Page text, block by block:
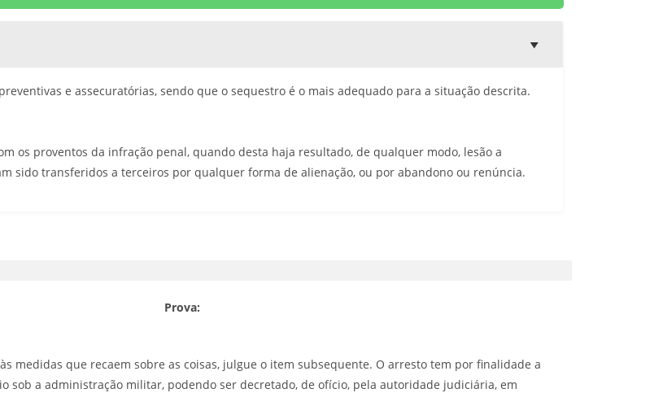
e assecuratórias, sendo que o sequestro é o mais adequado para a situação descrita.
os proventos da infração penal, quando desta haja resultado, de qualquer modo, lesão a
sido transferidos a terceiros por qualquer forma de alienação, ou por abandono ou renúncia.
Prova:
medidas que recaem sobre as coisas, julgue o item subsequente. O arresto tem por finalidade a
sob a administração militar, podendo ser decretado, de ofício, pela autoridade judiciária, em